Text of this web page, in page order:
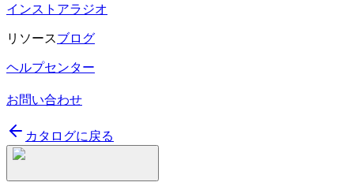
インストアラジオ
リソースブログ
ヘルプセンター
お問い合わせ
カタログに戻る